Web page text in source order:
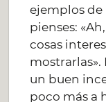
ejemplos de
pienses:
cosas
mostrarlas».
un buen
poco más a